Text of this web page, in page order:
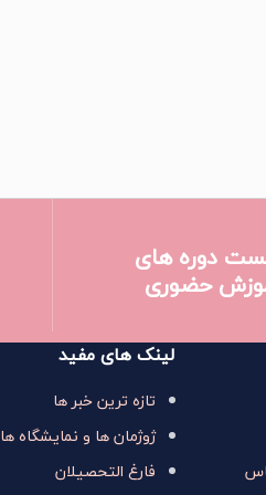
دوره های
حضوری
لینک های مفید
تازه ترین خبر ها
ژوژمان ها و نمایشگاه ها
فارغ التحصیلان